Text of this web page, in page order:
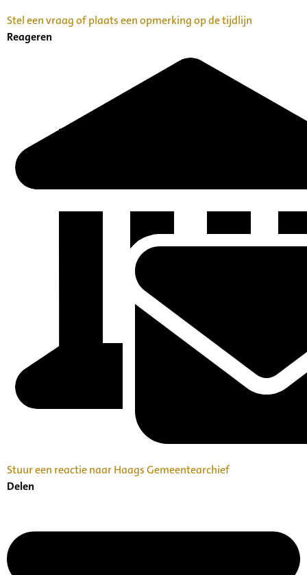
Stel een vraag of plaats een opmerking op de tijdlijn
Reageren
Stuur een reactie naar Haags Gemeentearchief
Delen